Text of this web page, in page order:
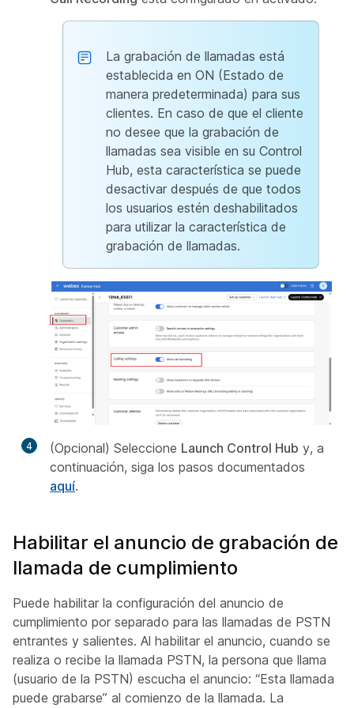
La grabación de llamadas está
establecida en ON (Estado de
manera predeterminada) para sus
clientes. En caso de que el cliente
no desee que la grabación de
llamadas sea visible en su Control
Hub, esta característica se puede
desactivar después de que todos
los usuarios estén deshabilitados
para utilizar la característica de
grabación de llamadas.
4 (Opcional) Seleccione Launch Control Hub y, a
continuación, siga los pasos documentados
aquí.
Habilitar el anuncio de grabación de
llamada de cumplimiento
Puede habilitar la configuración del anuncio de
cumplimiento por separado para las llamadas de PSTN
entrantes y salientes. Al habilitar el anuncio, cuando se
realiza o recibe la llamada PSTN, la persona que llama
(usuario de la PSTN) escucha el anuncio: “Esta llamada
puede grabarse” al comienzo de la llamada. La